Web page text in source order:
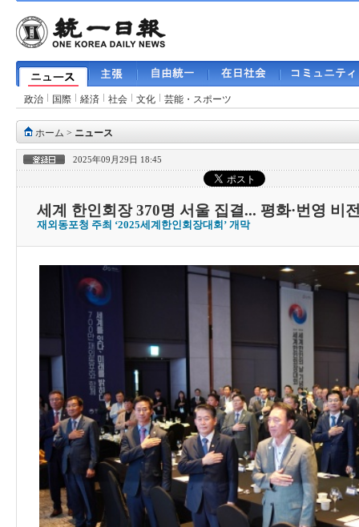
政治 国際 経済 社会 文化 芸能・スポーツ
ホーム > ニュース
2025年09月29日 18:45
세계 한인회장 370명 서울 집결... 평화·번영 비
재외동포청 주최 ‘2025세계한인회장대회’ 개막